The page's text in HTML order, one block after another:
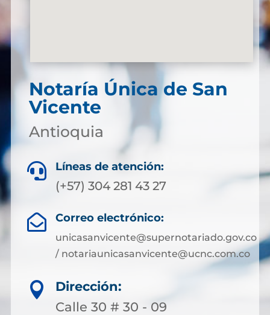
Notaría Única de San
Vicente
Antioquia
 Líneas de atención:
(+57) 304 281 43 27
 Correo electrónico:
unicasanvicente@supernotariado.gov.co
/ notariaunicasanvicente@ucnc.com.co

Dirección:
Calle 30 # 30 - 09